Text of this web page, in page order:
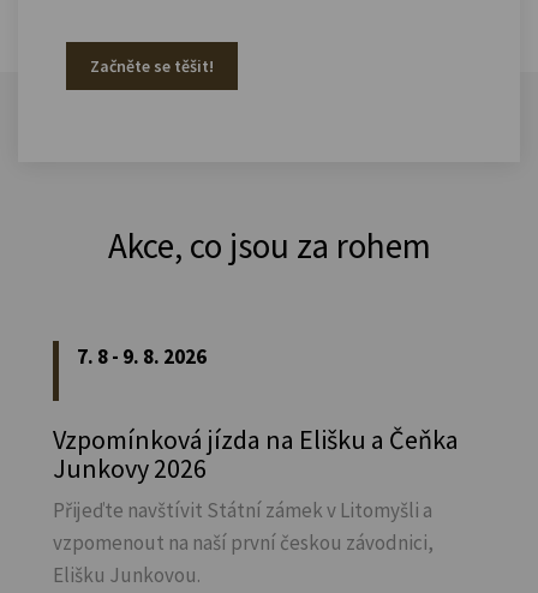
Začněte se těšit!
Akce, co jsou za rohem
7. 8 - 9. 8. 2026
Vzpomínková jízda na Elišku a Čeňka
Junkovy 2026
Přijeďte navštívit Státní zámek v Litomyšli a
vzpomenout na naší první českou závodnici,
Elišku Junkovou.